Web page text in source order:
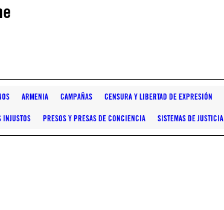
ARMENIA CAMPAÑAS CENSURA Y LIBERTAD DE EXPRESIÓN
INJUSTOS PRESOS Y PRESAS DE CONCIENCIA SISTEMAS DE JUSTICIA